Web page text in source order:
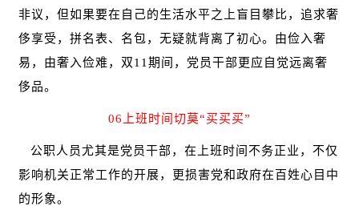
非议，但如果要在自己的生活水平之上盲目攀比，追求奢
侈享受，拼名表、名包，无疑就背离了初心。由俭入奢
易，由奢入俭难，双11期间，党员干部更应自觉远离奢
侈品。
06上班时间切莫“买买买”
公职人员尤其是党员干部，在上班时间不务正业，不仅
影响机关正常工作的开展，更损害党和政府在百姓心目中
的形象。